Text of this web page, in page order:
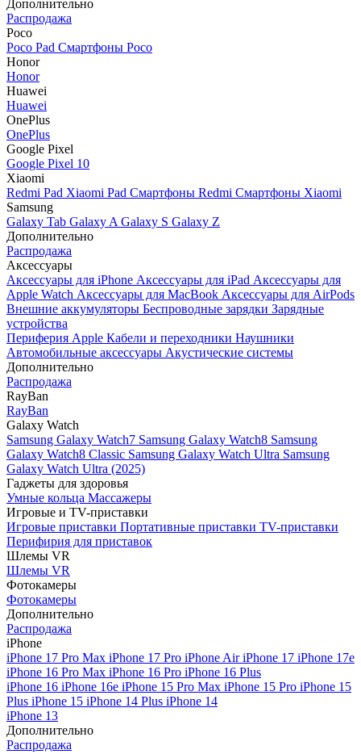
Дополнительно
Распродажа
Poco
Poco Pad Смартфоны Poco
Honor
Honor
Huawei
Huawei
OnePlus
OnePlus
Google Pixel
Google Pixel 10
Xiaomi
Redmi Pad Xiaomi Pad Смартфоны Redmi Смартфоны Xiaomi
Samsung
Galaxy Tab Galaxy A Galaxy S Galaxy Z
Дополнительно
Распродажа
Аксессуары
Аксессуары для iPhone Аксессуары для iPad Аксессуары для
Apple Watch Аксессуары для MacBook Аксессуары для AirPods
Внешние аккумуляторы Беспроводные зарядки Зарядные
устройства
Периферия Apple Кабели и переходники Наушники
Автомобильные аксессуары Акустические системы
Дополнительно
Распродажа
RayBan
RayBan
Galaxy Watch
Samsung Galaxy Watch7 Samsung Galaxy Watch8 Samsung
Galaxy Watch8 Classic Samsung Galaxy Watch Ultra Samsung
Galaxy Watch Ultra (2025)
Гаджеты для здоровья
Умные кольца Массажеры
Игровые и TV-приставки
Игровые приставки Портативные приставки TV-приставки
Перифирия для приставок
Шлемы VR
Шлемы VR
Фотокамеры
Фотокамеры
Дополнительно
Распродажа
iPhone
iPhone 17 Pro Max iPhone 17 Pro iPhone AiriPhone 17 iPhone 17e
iPhone 16 Pro Max iPhone 16 Pro iPhone 16 Plus
iPhone 16 iPhone 16e iPhone 15 Pro Max iPhone 15 Pro iPhone 15
Plus iPhone 15 iPhone 14 Plus iPhone 14
iPhone 13
Дополнительно
Распродажа